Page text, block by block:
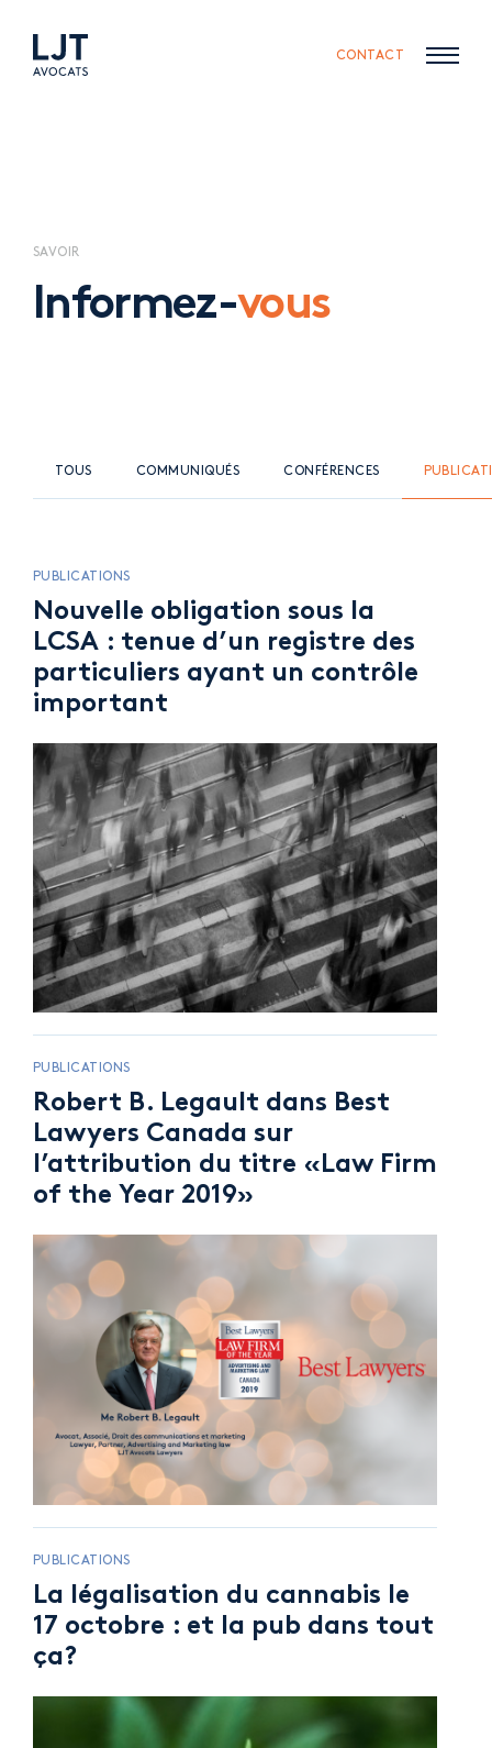
content
navigation
CONTACT
SAVOIR
Informez-vous
TOUS COMMUNIQUÉS CONFÉRENCES
PUBLICATIONS
Nouvelle obligation sous la
LCSA : tenue d’un registre des
particuliers ayant un contrôle
important
PUBLICATIONS
Robert B. Legault dans Best
Lawyers Canada sur
l’attribution du titre «Law Firm
of the Year 2019»
PUBLICATIONS
La légalisation du cannabis le
17 octobre : et la pub dans tout
ça?